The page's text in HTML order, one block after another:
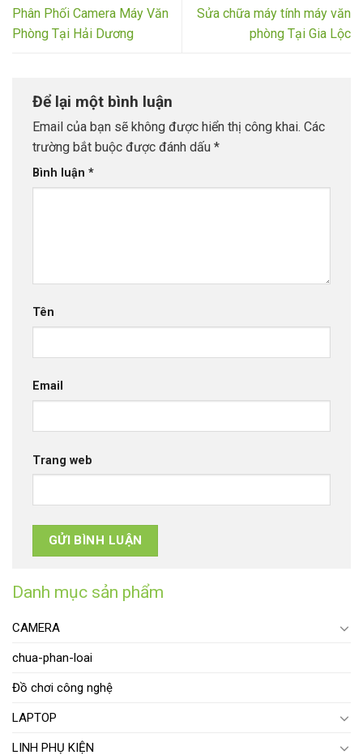
Danh mục sản phẩm
CAMERA
chua-phan-loai
Đồ chơi công nghệ
LAPTOP
LINH PHỤ KIỆN
Phân Phối Camera Máy Văn
Phòng Tại Hải Dương
Sửa chữa máy tính máy văn
phòng Tại Gia Lộc
Để lại một bình luận
Email của bạn sẽ không được hiển thị công khai. Các
trường bắt buộc được đánh dấu *
Bình luận *
Tên
Email
Trang web